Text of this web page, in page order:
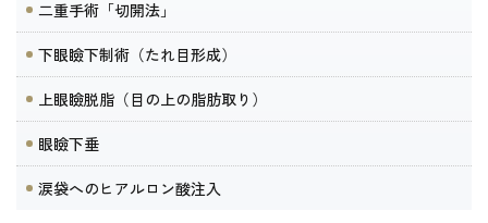
二重手術「切開法」
下眼瞼下制術（たれ目形成）
上眼瞼脱脂（目の上の脂肪取り）
眼瞼下垂
涙袋へのヒアルロン酸注入